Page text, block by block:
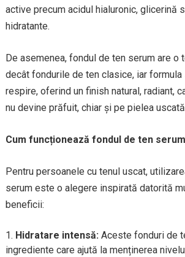
active precum acidul hialuronic, glicerină
hidratante.
De asemenea, fondul de ten serum are o
decât fondurile de ten clasice, iar
respire, oferind un finish natural, radiant,
nu devine prăfuit, chiar și pe pielea
Cum funcționează fondul de ten
Pentru persoanele cu tenul uscat,
serum este o alegere inspirată datorită
beneficii:
Hidratare intensă: Aceste fonduri de
ingrediente care ajută la menținerea